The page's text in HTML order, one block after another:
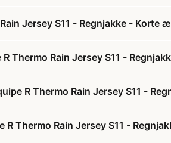
Jersey S11 - Regnjakke - Korte
Thermo Rain Jersey S11 -
R Thermo Rain Jersey S11 -
Thermo Rain Jersey S11 -